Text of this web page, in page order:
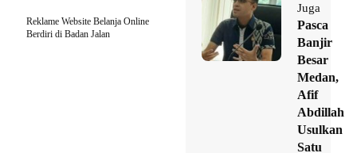
Juga
Pasca
Banjir
Besar
Medan,
Afif
Abdillah
Usulkan
Satu
Reklame Website Belanja Online
Berdiri di Badan Jalan